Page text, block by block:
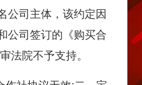
公司主体，该约定因
公司签订的《购买合
法院不予支持。